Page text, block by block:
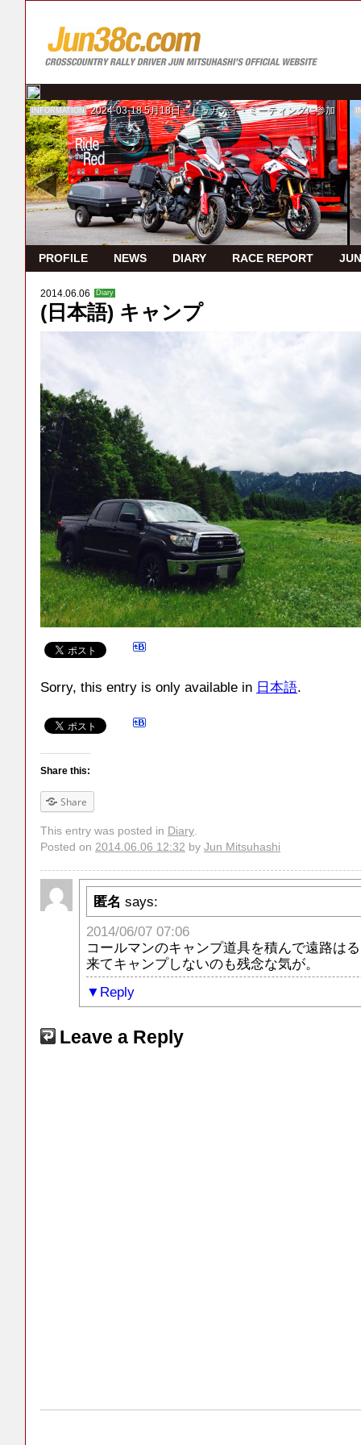
INFORMATION 2024-03-18 5月18日 ドゥカティ・ミーティングに参加
PROFILE NEWS DIARY RACE REPORT
2014.06.06 Diary
(日本語) キャンプ
Sorry, this entry is only available in 日本語.
Share this:
Share
This entry was posted in Diary.
Posted on 2014.06.06 12:32 by Jun Mitsuhashi
匿名 says:
2014/06/07 07:06
コールマンのキャンプ道具を積んで遠路は
来てキャンプしないのも残念な気が。
Reply
Leave a Reply